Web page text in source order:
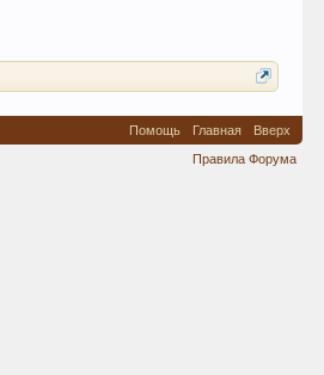
Помощь Главная
Вверх
Правила Форума